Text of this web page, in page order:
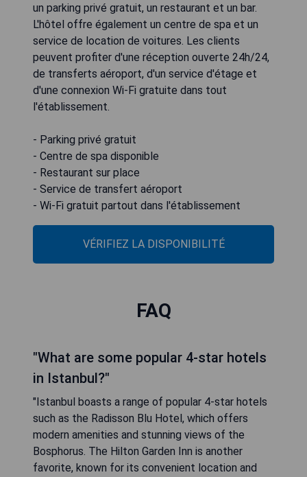
un parking privé gratuit, un restaurant et un bar.
L'hôtel offre également un centre de spa et un
service de location de voitures. Les clients
peuvent profiter d'une réception ouverte 24h/24,
de transferts aéroport, d'un service d'étage et
d'une connexion Wi-Fi gratuite dans tout
l'établissement.
- Parking privé gratuit
- Centre de spa disponible
- Restaurant sur place
- Service de transfert aéroport
- Wi-Fi gratuit partout dans l'établissement
VÉRIFIEZ LA DISPONIBILITÉ
FAQ
"What are some popular 4-star hotels
in Istanbul?"
"Istanbul boasts a range of popular 4-star hotels
such as the Radisson Blu Hotel, which offers
modern amenities and stunning views of the
Bosphorus. The Hilton Garden Inn is another
favorite, known for its convenient location and